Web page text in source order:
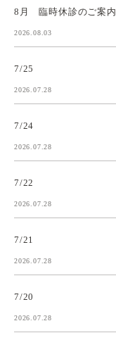
8月 臨時休診のご案内
2026.08.03
7/25
2026.07.28
7/24
2026.07.28
7/22
2026.07.28
7/21
2026.07.28
7/20
2026.07.28